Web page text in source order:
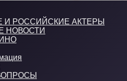
И РОССИЙСКИЕ АКТЕРЫ
НОВОСТИ